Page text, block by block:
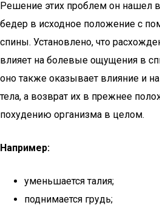
Решение этих проблем он нашел
бедер в исходное положение с
спины. Установлено, что
влияет на болевые ощущения в
оно также оказывает влияние и
тела, а возврат их в прежнее
похудению организма в целом.
Например:
уменьшается талия;
поднимается грудь;